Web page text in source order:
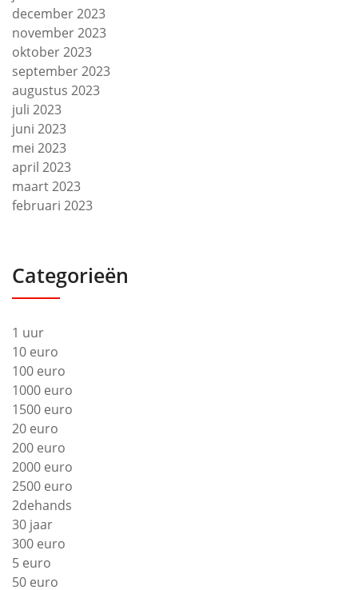
december 2023
november 2023
oktober 2023
september 2023
augustus 2023
juli 2023
juni 2023
mei 2023
april 2023
maart 2023
februari 2023
Categorieën
1 uur
10 euro
100 euro
1000 euro
1500 euro
20 euro
200 euro
2000 euro
2500 euro
2dehands
30 jaar
300 euro
5 euro
50 euro